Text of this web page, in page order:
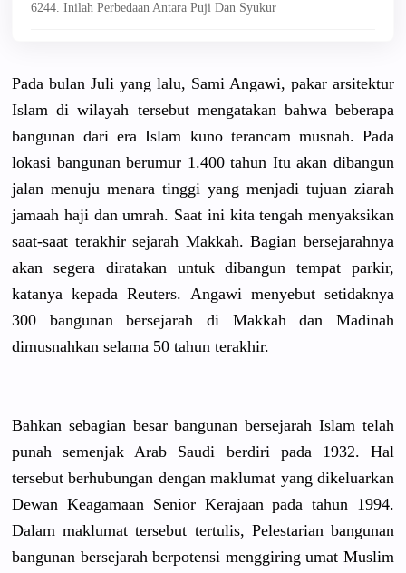
6244. Inilah Perbedaan Antara Puji Dan Syukur
Pada bulan Juli yang lalu, Sami Angawi, pakar arsitektur
Islam di wilayah tersebut mengatakanbahwa beberapa
bangunan dari era Islam kuno terancam musnah. Pada
lokasi bangunan berumur 1.400 tahun Itu akan dibangun
jalan menuju menara tinggi yang menjadi tujuan ziarah
jamaah haji dan umrah. Saat ini kita tengah menyaksikan
saat-saat terakhir sejarah Makkah. Bagian bersejarahnya
akan segera diratakan untuk dibangun tempat parkir,
katanya kepada Reuters. Angawi menyebut setidaknya
300 bangunan bersejarah di Makkah dan Madinah
dimusnahkan selama 50 tahun terakhir.
Bahkan sebagian besar bangunan bersejarah Islam telah
punah semenjak Arab Saudi berdiri pada 1932. Hal
tersebut berhubungan dengan maklumat yang dikeluarkan
Dewan Keagamaan Senior Kerajaan pada tahun 1994.
Dalam maklumat tersebut tertulis, Pelestarian bangunan
bangunan bersejarahberpotensi menggiring umat Muslim